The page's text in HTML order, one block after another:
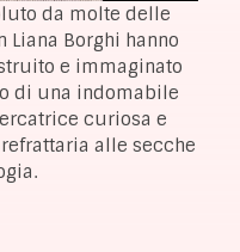
da molte delle
Liana Borghi hanno
e immaginato
di una indomabile
curiosa e
alle secche